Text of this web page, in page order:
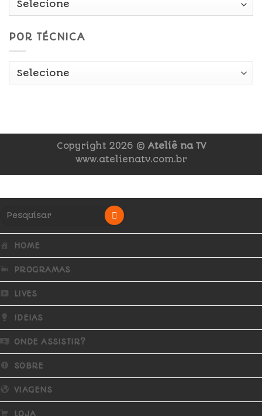
POR TÉCNICA
Copyright 2026 © Ateliê na TV
www.atelienatv.com.br
HOME
PROGRAMAS
LIVES
IDEIAS
ONDE ASSISTIR?
SOBRE
VIAGENS
LOJA